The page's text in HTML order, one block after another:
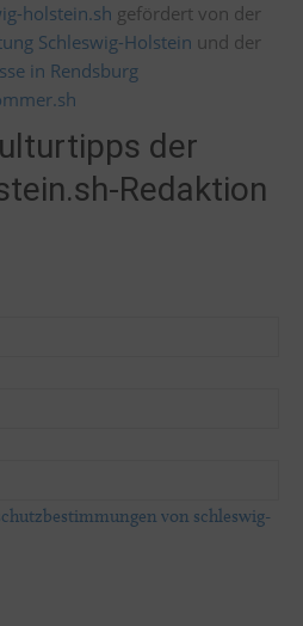
holstein.sh gefördert von der
Schleswig-Holstein und der
in Rendsburg
der
Redaktion
von schleswig-